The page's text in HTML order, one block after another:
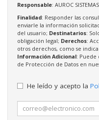
Responsable: AUROC
Finalidad: Responder las
enviarle la información
del usuario; Destinatarios:
obligación legal; Derechos:
otros derechos, como se
Información Adicional: Puede
de Protección de Datos en
He leído y acepto la